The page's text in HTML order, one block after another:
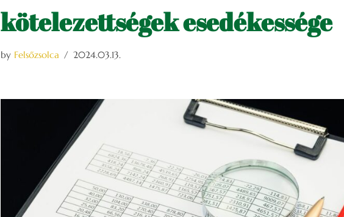
kötelezettségek esedékessége
by Felsőzsolca 2024.03.13.